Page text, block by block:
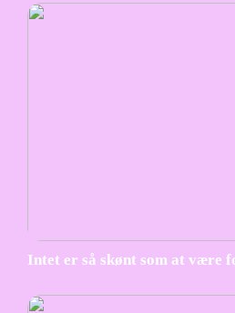
Intet er så skønt som at være